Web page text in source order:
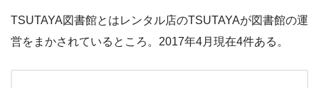
TSUTAYA図書館とはレンタル店のTSUTAYAが図書館の運
営をまかされているところ。2017年4月現在4件ある。